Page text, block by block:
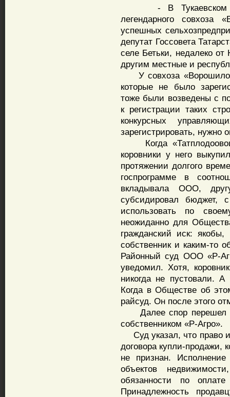
- В Тукаевском
легендарного совхоза
успешных
депутат Госсовета
селе Бетьки, недалеко
другим местные и
У совхоза
которые не было
тоже были возведены с
к регистрации таких
конкурсных
зарегистрировать, нужно
Когда
коровники у него
протяжении долгого
госпрограмме в
вкладывала ООО,
субсидировал бюджет,
использовать по
неожиданно для
гражданский иск:
собственник и каким-то
Районный суд ООО «Р-
уведомил. Хотя,
никогда не пустовали.
Когда в Обществе об
райсуд. Он после этого
Далее спор перешел в
собственником «Р-Агро».
Суд указал, что право
договора купли-продажи,
не признан.
объектов
обязанности по
Принадлежность